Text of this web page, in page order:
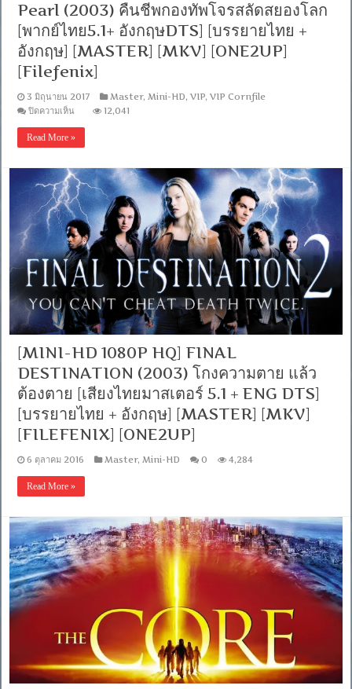
DTS]
[SubThai+Eng]
[MASTER]
[MKV]
[ONE2UP]
Pearl (2003) คืนชีพกองทัพโจรสลัดสยองโลก
[พากย์ไทย5.1+ อังกฤษDTS] [บรรยายไทย +
อังกฤษ] [MASTER] [MKV] [ONE2UP]
[Filefenix]
3 มิถุนายน 2017 Master,Mini-HD,VIP,VIP Cornfile
ปิดความเห็นบน
1080P]
of
the
Caribbean
1:
The
Curse
of
the
Black
Pearl
(2003)
คืนชีพ
กองทัพ
โจร
สลัด
สยอง
โลก
[พากย์
ไทย5.1+
อังกฤษDTS]
[บรรยาย
ไทย
+
อังกฤษ]
[MKV]
[ONE2UP]
12,041
Read More »
[MINI-HD 1080P HQ] FINAL
DESTINATION (2003) โกงความตาย แล้ว
ต้องตาย [เสียงไทยมาสเตอร์ 5.1 + ENG DTS]
[บรรยายไทย + อังกฤษ] [MASTER] [MKV]
[FILEFENIX] [ONE2UP]
6 ตุลาคม 2016 Master, Mini-HD 0 4,284
Read More »